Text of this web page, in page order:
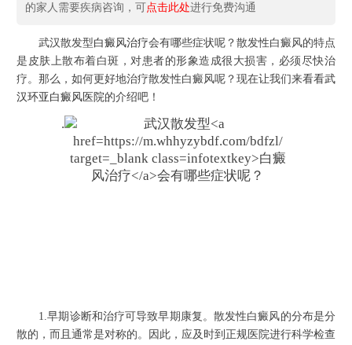
的家人需要疾病咨询，可点击此处进行免费沟通
武汉散发型白癜风治疗会有哪些症状呢？散发性白癜风的特点
是皮肤上散布着白斑，对患者的形象造成很大损害，必须尽快治
疗。那么，如何更好地治疗散发性白癜风呢？现在让我们来看看武
汉环亚白癜风医院的介绍吧！
.
1.早期诊断和治疗可导致早期康复。散发性白癜风的分布是分
散的，而且通常是对称的。因此，应及时到正规医院进行科学检查